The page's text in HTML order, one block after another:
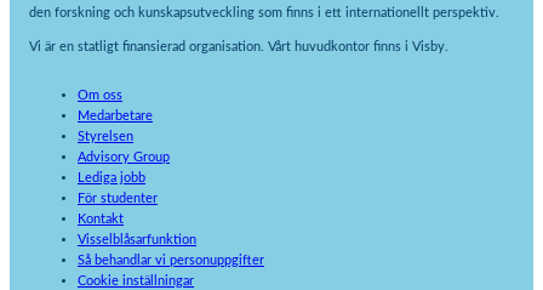
den forskning och kunskapsutveckling som finns i ett internationellt perspektiv.
Vi är en statligt finansierad organisation. Vårt huvudkontor finns i Visby.
Om oss
Medarbetare
Styrelsen
Advisory Group
Lediga jobb
För studenter
Kontakt
Visselblåsarfunktion
Så behandlar vi personuppgifter
Cookie inställningar